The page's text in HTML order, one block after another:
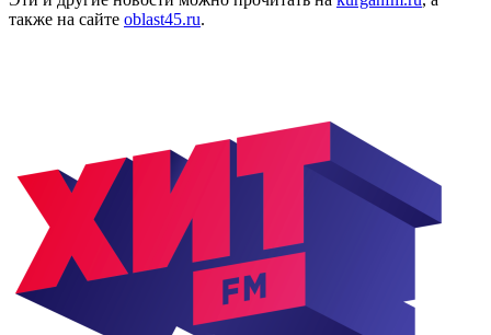
также на сайте oblast45.ru.